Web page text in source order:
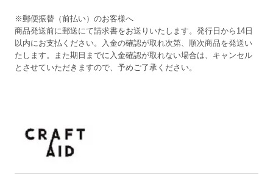
※郵便振替（前払い）のお客様へ
商品発送前に郵送にて請求書をお送りいたします。発行日から14日
以内にお支払ください。入金の確認が取れ次第、順次商品を発送い
たします。また期日までに入金確認が取れない場合は、キャンセル
とさせていただきますので、予めご了承ください。